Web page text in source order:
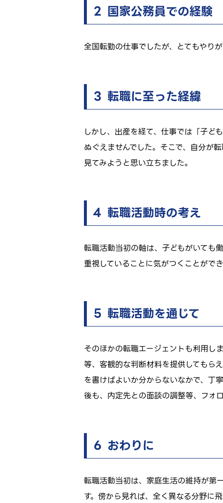
２ 国家公務員での経験
全国転勤の仕事でしたが、とてもやり
３ 転職に至った経緯
しかし、出産を経て、仕事では「子ど
ぬぐえませんでした。そこで、自分が
見てみようと思い立ちました。
４ 転職活動時の考え
転職活動当初の軸は、子どもがいても
重視していることに気がつくことができ
５ 転職活動を通じて
そのほかの転職エージェントも利用し
等、客観的な判断材料を提供してもら
を書けばよいか分からないなかで、丁
後も、内定先との面談の調整等、フォ
６ おわりに
転職活動当初は、家庭生活の維持が第
す。傍から見れば、全く異なる分野に